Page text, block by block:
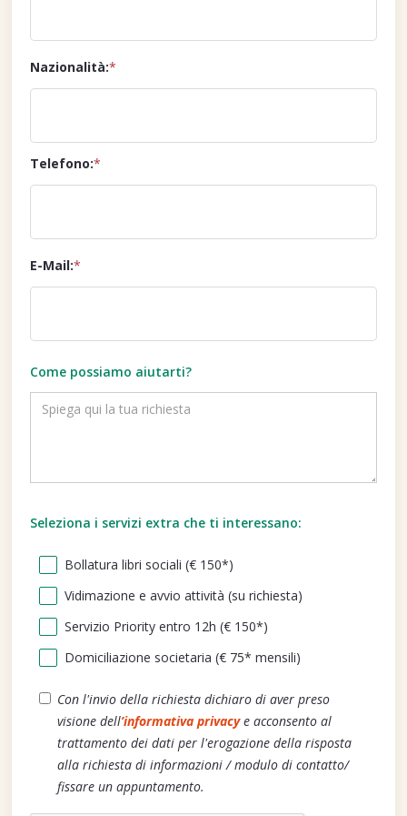
Nazionalità:*
Telefono:*
E-Mail:*
Come possiamo aiutarti?
Seleziona i servizi extra che ti interessano:
Bollatura libri sociali (€ 150*)
Vidimazione e avvio attività (su richiesta)
Servizio Priority entro 12h (€ 150*)
Domiciliazione societaria (€ 75* mensili)
Con l'invio della richiesta dichiaro di aver preso
visione dell’informativa privacye acconsento al
trattamento dei dati per l'erogazione della risposta
alla richiesta di informazioni / modulo di contatto/
fissare un appuntamento.